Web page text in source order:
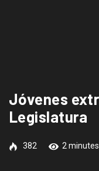
Jóvenes
Legislatura
382 2